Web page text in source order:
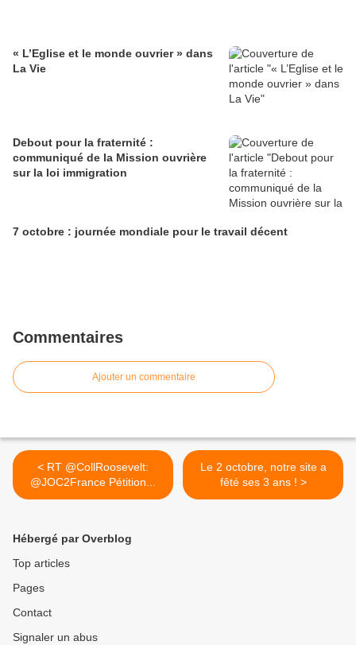
« L’Eglise et le monde ouvrier » dans
La Vie
Debout pour la fraternité :
communiqué de la Mission ouvrière
sur la loi immigration
7 octobre : journée mondiale pour le travail décent
Commentaires
Ajouter un commentaire
< RT @CollRoosevelt:
@JOC2France Pétition...
Le 2 octobre, notre site a
fêté ses 3 ans ! >
Hébergé par Overblog
Top articles
Pages
Contact
Signaler un abus